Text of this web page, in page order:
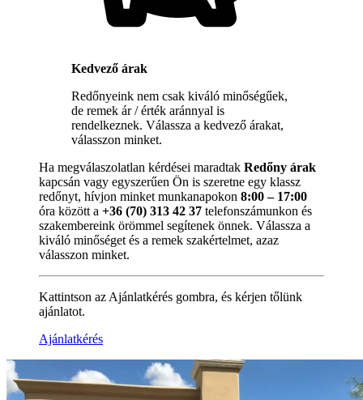
Kedvező árak
Redőnyeink nem csak kiváló minőségűek,
de remek ár / érték aránnyal is
rendelkeznek. Válassza a kedvező árakat,
válasszon minket.
Ha megválaszolatlan kérdései maradtak Redőny árak
kapcsán vagy egyszerűen Ön is szeretne egy klassz
redőnyt, hívjon minket munkanapokon 8:00 – 17:00
óra között a +36 (70) 313 42 37 telefonszámunkon és
szakembereink örömmel segítenek önnek. Válassza a
kiváló minőséget és a remek szakértelmet, azaz
válasszon minket.
Kattintson az Ajánlatkérés gombra, és kérjen tőlünk
ajánlatot.
Ajánlatkérés